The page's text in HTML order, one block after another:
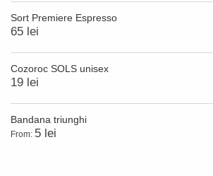
Sort Premiere Espresso
65 lei
Cozoroc SOLS unisex
19 lei
Bandana triunghi
From: 5 lei